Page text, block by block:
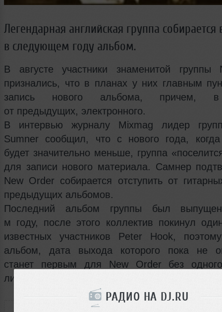
РАДИО НА DJ.RU
Легендарная английская группа собирается
в следующем году альбом.
В августе участники знаменитой группы
признались, что в планах у них главным
запись нового альбома, причем, в
от предыдущих, электронного.
В интервью журналу Mixmag лидер
Sumner сообщил, что с нового года, когда
будет значительно меньше, группа
для записи нового материала. Самнер
New Order собирается отступить от
предыдущих альбомов.
Последний альбом группы был
м году, после этого коллектив покинул
известных участников Peter Hook,
альбом, дата выхода которого пока не
станет первым для New Order без
лидеров. Как говорится, следим за развитием
РАССКАЖИ ДРУЗЬЯМ